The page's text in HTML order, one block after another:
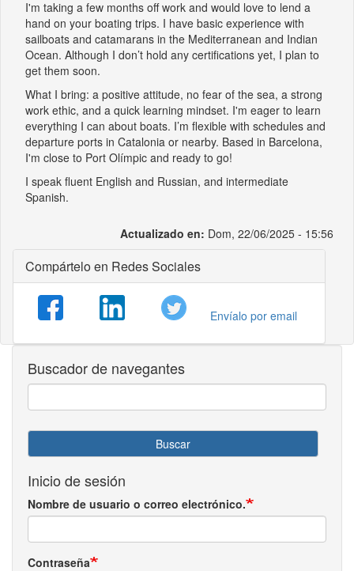
I'm taking a few months off work and would love to lend a
hand on your boating trips. I have basic experience with
sailboats and catamarans in the Mediterranean and Indian
Ocean. Although I don’t hold any certifications yet, I plan to
get them soon.
What I bring: a positive attitude, no fear of the sea, a strong
work ethic, and a quick learning mindset. I'm eager to learn
everything I can about boats. I’m flexible with schedules and
departure ports in Catalonia or nearby. Based in Barcelona,
I'm close to Port Olímpic and ready to go!
I speak fluent English and Russian, and intermediate
Spanish.
Actualizado en: Dom, 22/06/2025 - 15:56
Compártelo en Redes Sociales
Envíalo por email
Buscador de navegantes
Buscar
Inicio de sesión
Nombre de usuario o correo electrónico.
Contraseña